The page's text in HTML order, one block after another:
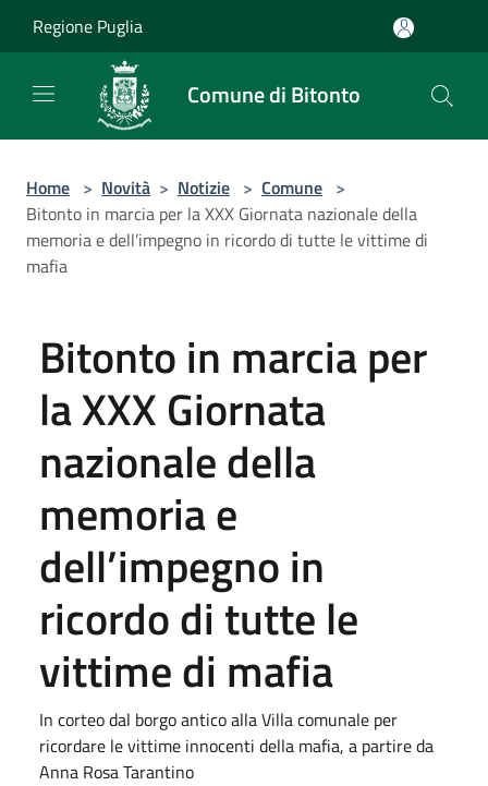
Regione Puglia
Comune di Bitonto
Home > Novità > Notizie > Comune >
Bitonto in marcia per la XXX Giornata nazionale della
memoria e dell’impegno in ricordo di tutte le vittime di
mafia
Bitonto in marcia per
la XXX Giornata
nazionale della
memoria e
dell’impegno in
ricordo di tutte le
vittime di mafia
In corteo dal borgo antico alla Villa comunale per
ricordare le vittime innocenti della mafia, a partire da
Anna Rosa Tarantino